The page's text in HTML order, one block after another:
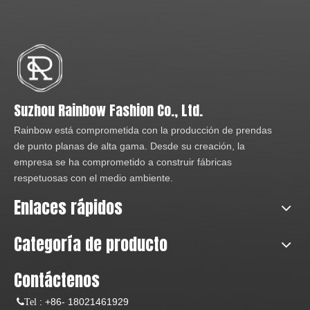
Suzhou Rainbow Fashion Co., Ltd.
Rainbow está comprometida con la producción de prendas
de punto planas de alta gama. Desde su creación, la
empresa se ha comprometido a construir fábricas
respetuosas con el medio ambiente.
Enlaces rápidos
Categoría de producto
Contáctenos
Tel : +86- 18021461929